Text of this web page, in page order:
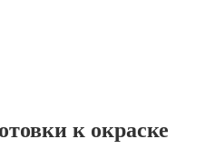
к окраске